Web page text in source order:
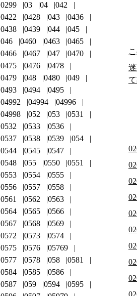
0299
03 04
042
0422
0428 043
0436
0438
0439 044
045
046
0460 0463
0465
0466
0467 047
0470
0475
0476
0478
0479
048 0480
049
0493
0494
0495
04992
04994
04996
04998
052 053
0531
0532
0533
0536
0537
0538 0539
054
0544
0545
0547
0548
055 0550
0551
0553
0554
0555
0556
0557
0558
0561
0562
0563
0564
0565
0566
0567
0568
0569
0572
0573
0574
0575
0576
05769
0577
0578 058
0581
0584
0585
0586
0587
059 0594
0595